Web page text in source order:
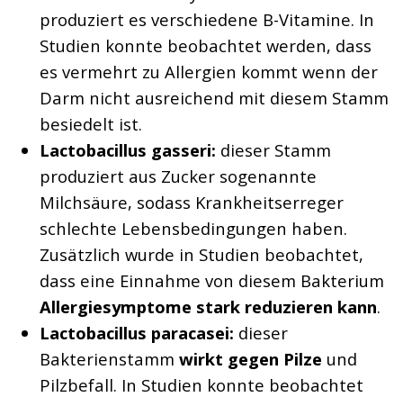
produziert es verschiedene B-Vitamine. In
Studien konnte beobachtet werden, dass
es vermehrt zu Allergien kommt wenn der
Darm nicht ausreichend mit diesem Stamm
besiedelt ist.
Lactobacillus gasseri: dieser Stamm
produziert aus Zucker sogenannte
Milchsäure, sodass Krankheitserreger
schlechte Lebensbedingungen haben.
Zusätzlich wurde in Studien beobachtet,
dass eine Einnahme von diesem Bakterium
Allergiesymptome stark reduzieren kann.
Lactobacillus paracasei: dieser
Bakterienstamm wirkt gegen Pilze und
Pilzbefall. In Studien konnte beobachtet